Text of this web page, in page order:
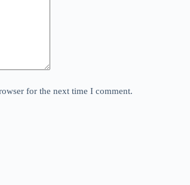
for the next time I comment.